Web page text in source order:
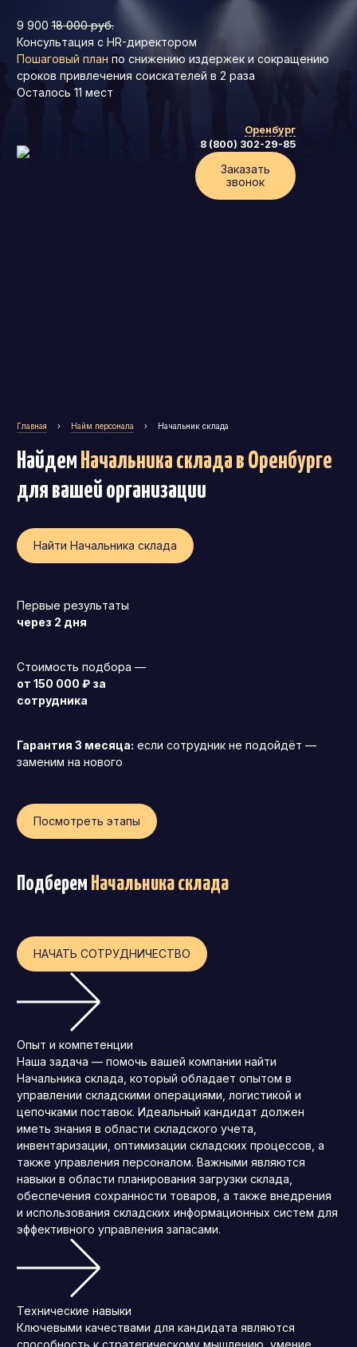
9 900 18 000 руб.
Консультация с HR-директором
Пошаговый план по снижению издержек и сокращению
сроков привлечения соискателей в 2 раза
Осталось 11 мест
Оренбург
8 (800) 302-29-85
Заказать
звонок
Коммерческий директор
Директор по маркетингу (CMO)
Директор по персоналу (HR-директор)
Финансовый директор (CFO)
Технический директор (CTO)
Франшиза
Главная › Найм персонала › Начальник склада
Найдем Начальника склада в Оренбурге
для вашей организации
Найти Начальника склада
Первые результаты
через 2 дня
Стоимость подбора —
от 150 000 ₽ за
сотрудника
Гарантия 3 месяца: если сотрудник не подойдёт —
заменим на нового
Посмотреть этапы
Подберем Начальника склада
НАЧАТЬ СОТРУДНИЧЕСТВО
Опыт и компетенции
Наша задача — помочь вашей компании найти
Начальника склада, который обладает опытом в
управлении складскими операциями, логистикой и
цепочками поставок. Идеальный кандидат должен
иметь знания в области складского учета,
инвентаризации, оптимизации складских процессов, а
также управления персоналом. Важными являются
навыки в области планирования загрузки склада,
обеспечения сохранности товаров, а также внедрения
и использования складских информационных систем для
эффективного управления запасами.
Технические навыки
Ключевыми качествами для кандидата являются
способность к стратегическому мышлению, умение